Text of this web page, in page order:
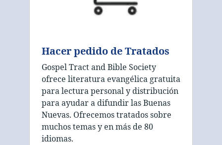
Hacer pedido de Tratados
Gospel Tract and Bible Society
ofrece literatura evangélica gratuita
para lectura personal y distribución
para ayudar a difundir las Buenas
Nuevas. Ofrecemos tratados sobre
muchos temas y en más de 80
idiomas.